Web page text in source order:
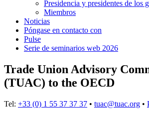
Presidencia y presidentes de los
Miembros
Noticias
Póngase en contacto con
Pulse
Serie de seminarios web 2026
Trade Union Advisory
(TUAC) to the OECD
Tel: +33 (0) 1 55 37 37 37 • tuac@tuac.org •